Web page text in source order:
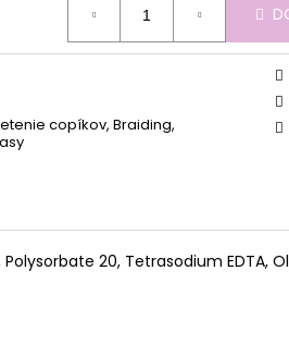
copíkov, Braiding,
20, Tetrasodium EDTA,